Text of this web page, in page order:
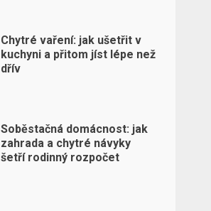
Chytré vaření: jak ušetřit v
kuchyni a přitom jíst lépe než
dřív
Soběstačná domácnost: jak
zahrada a chytré návyky
šetří rodinný rozpočet